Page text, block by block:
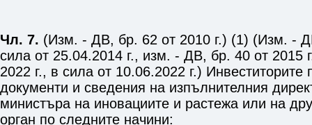
Чл. 7. (Изм. - ДВ, бр. 62 от 2010 г.) (1) (Изм. -
сила от 25.04.2014 г., изм. - ДВ, бр. 40 от 2015
2022 г., в сила от 10.06.2022 г.) Инвеститорите
документи и сведения на изпълнителния
министъра на иновациите и растежа или на
орган по следните начини: